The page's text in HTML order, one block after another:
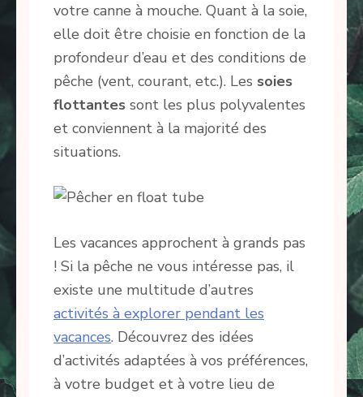
votre canne à mouche. Quant à la soie,
elle doit être choisie en fonction de la
profondeur d’eau et des conditions de
pêche (vent, courant, etc.). Les soies
flottantes sont les plus polyvalentes
et conviennent à la majorité des
situations.
Les vacances approchent à grands pas
! Si la pêche ne vous intéresse pas, il
existe une multitude d’autres
activités à explorer pendant les
vacances. Découvrez des idées
d’activités adaptées à vos préférences,
à votre budget et à votre lieu de